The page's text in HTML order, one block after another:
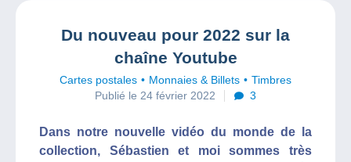
Du nouveau pour 2022 sur la
chaîne Youtube
Cartes postales Monnaies & Billets
Timbres
Publié le 24 février 2022
3
Dans notre nouvelle vidéo du monde de la
collection, Sébastien et moi sommes très